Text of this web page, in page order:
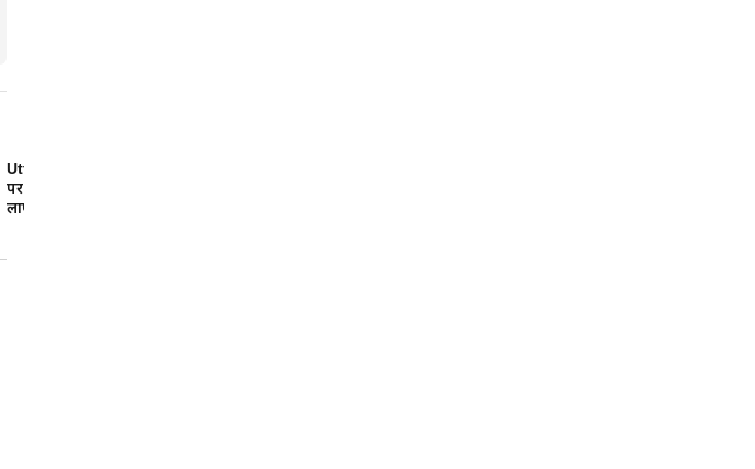
Uttarkashi Accident: गंगोत्री हाईवे
पर गहरी खाई में गिरा बाइक सवार
लापता, SDRF का रेस्क्यू अभियान जारी